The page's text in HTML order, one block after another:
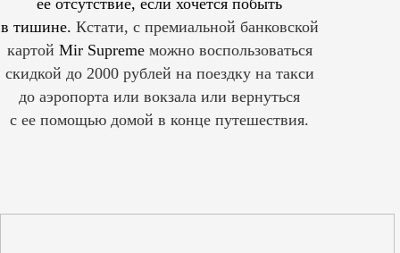
ее отсутствие, если хочется побыть
в тишине. Кстати, с премиальной банковской
картой Mir Supreme можно воспользоваться
скидкой до 2000 рублей на поездку на такси
до аэропорта или вокзала или вернуться
с ее помощью домой в конце путешествия.